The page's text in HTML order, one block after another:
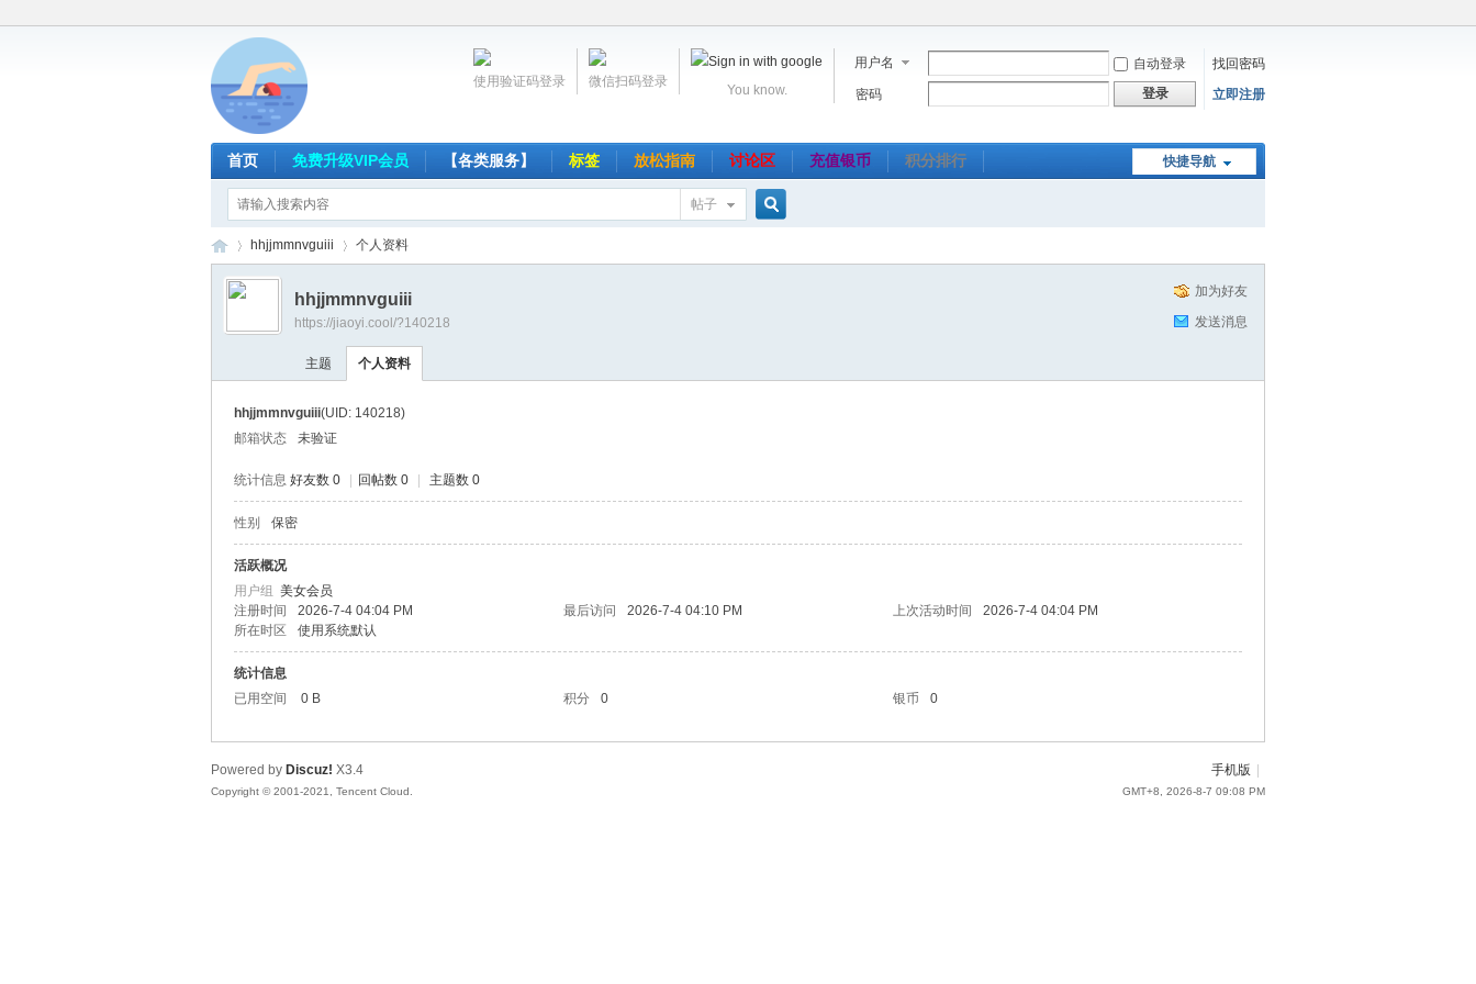
用户名 自动登录
找回密码
密码
登录 立即注册
You know.
微信扫码登录
使用验证码登录
快捷导航
首页 免费升级VIP会员 【各类服务】 标签 放松指南 讨论区 充值银币 积分排行
帖子
网
›
hhjjmmnvguiii 个人资料
加为好友
发送消息
hhjjmmnvguiii
https://jiaoyi.cool/?140218
主题 个人资料
hhjjmmnvguiii(UID: 140218)
邮箱状态
未验证
统计信息 好友数 0 回帖数 0 主题数 0
性别 保密
活跃概况
用户组 美女会员
注册时间
2026-7-4 04:04 PM 最后访问 2026-7-4 04:10 PM 上次活动时间
2026-7-4 04:04 PM
所在时区
使用系统默认
统计信息
已用空间
0 B 积分 0 银币 0
手机版
GMT+8, 2026-8-7 09:08 PM
Powered by Discuz! X3.4
Copyright © 2001-2021, Tencent Cloud.